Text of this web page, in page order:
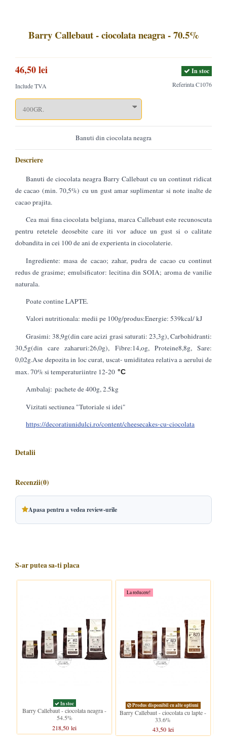
Barry Callebaut - ciocolata neagra - 70.5%
ReferintaC1076
In stoc
46,50 lei
Include TVA
Banuti din ciocolata neagra
Descriere
Banuti de ciocolata neagra Barry Callebaut cu un continut ridicat
de cacao (min. 70,5%) cu un gust amar suplimentar si note inalte de
cacao prajita.
Cea mai fina ciocolata belgiana, marca Callebaut este recunoscuta
pentru retetele deosebite care iti vor aduce un gust si o calitate
dobandita in cei 100 de ani de experienta in ciocolaterie.
Ingrediente: masa de cacao; zahar, pudra de cacao cu continut
redus de grasime; emulsificator: lecitina din SOIA; aroma de vanilie
naturala.
Poate contine LAPTE.
Valori nutritionala: medii pe 100g/produs:Energie: 539kcal/ kJ
Grasimi: 38,9g(din care acizi grasi saturati: 23,3g), Carbohidranti:
30,5g(din care zaharuri:26,0g), Fibre:14,og, Proteine8,8g, Sare:
0,02g.Ase depozita in loc curat, uscat- umiditatea relativa a aerului de
max. 70% si temperaturiintre 12-20 °C
Ambalaj: pachete de 400g, 2.5kg
Vizitati sectiunea "Tutoriale si idei"
https://decoratiunidulci.ro/content/cheesecakes-cu-ciocolata
Detalii
Recenzii(0)
Apasa pentru a vedea review-urile
S-ar putea sa-ti placa
In stoc
Barry Callebaut - ciocolata neagra -
54.5%
218,50 lei
La reducere!
Produs disponibil cu alte optiuni
Barry Callebaut - ciocolata cu lapte -
33.6%
43,50 lei